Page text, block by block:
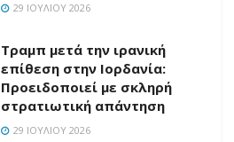
29 ΙΟΥΛΊΟΥ 2026
Τραμπ μετά την ιρανική
επίθεση στην Ιορδανία:
Προειδοποιεί με σκληρή
στρατιωτική απάντηση
29 ΙΟΥΛΊΟΥ 2026